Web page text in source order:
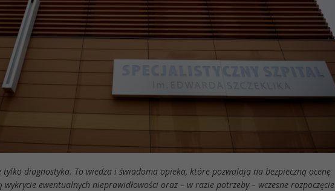
diagnostyka. To wiedza i świadoma opieka, które pozwalają na bezpieczną ocenę
ewentualnych nieprawidłowości oraz – w razie potrzeby – wczesne rozpoczęcie